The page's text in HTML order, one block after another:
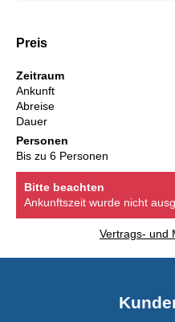
Preis
Zeitraum
Ankunft
Abreise
Dauer
Personen
Bis zu 6 Personen
Bitte beachten
Ankunftszeit wurde nicht
Vertrags- und